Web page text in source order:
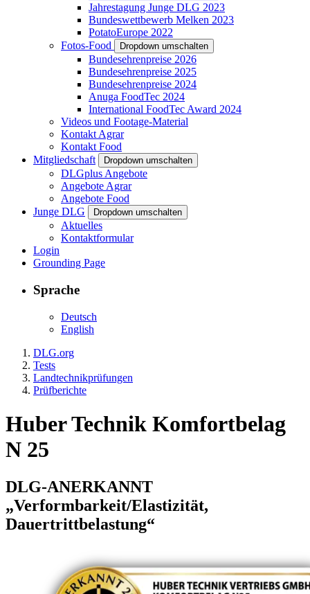
Jahrestagung Junge DLG 2023
Bundeswettbewerb Melken 2023
PotatoEurope 2022
Fotos-Food
Dropdown umschalten
Bundesehrenpreise 2026
Bundesehrenpreise 2025
Bundesehrenpreise 2024
Anuga FoodTec 2024
International FoodTec Award 2024
Videos und Footage-Material
Kontakt Agrar
Kontakt Food
Mitgliedschaft
Dropdown umschalten
DLGplus Angebote
Angebote Agrar
Angebote Food
Junge DLG
Dropdown umschalten
Aktuelles
Kontaktformular
Login
Grounding Page
Sprache
Deutsch
English
DLG.org
Tests
Landtechnikprüfungen
Prüfberichte
Huber Technik Komfortbelag
N 25
DLG-ANERKANNT
„Verformbarkeit/Elastizität,
Dauertrittbelastung“